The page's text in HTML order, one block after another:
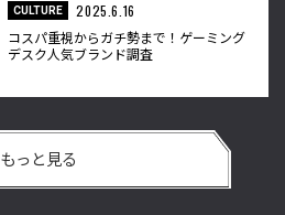
CULTURE
2025.6.16
コスパ重視からガチ勢まで！ゲーミング
デスク人気ブランド調査
もっと見る